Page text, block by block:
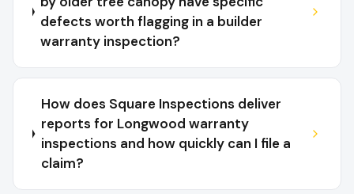
defects worth flagging in a builder
warranty inspection?
How does Square Inspections deliver
reports for Longwood warranty
inspections and how quickly can I file a
claim?